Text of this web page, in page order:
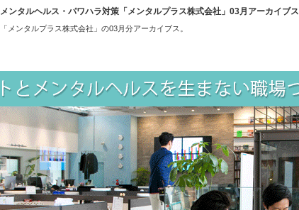
メンタルヘルス・パワハラ対策「メンタルプラス株式会社」03月アーカイブス
「メンタルプラス株式会社」の03月分アーカイブス。